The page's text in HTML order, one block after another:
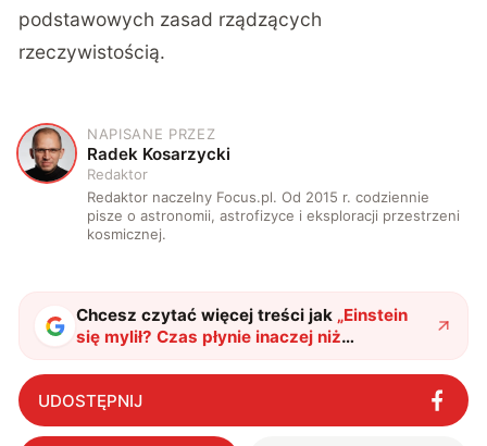
podstawowych zasad rządzących
rzeczywistością.
R
NAPISANE PRZEZ
Radek Kosarzycki
Redaktor
Redaktor naczelny Focus.pl. Od 2015 r. codziennie
pisze o astronomii, astrofizyce i eksploracji przestrzeni
kosmicznej.
Chcesz czytać więcej treści jak „Einstein
się mylił? Czas płynie inaczej niż
myśleliśmy. Najnowsze badania kwantowe
zaskakują nawet naukowców"?
UDOSTĘPNIJ